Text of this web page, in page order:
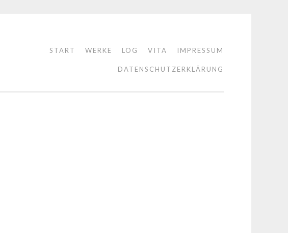
START WERKE LOG VITA IMPRESSUM
DATENSCHUTZERKLÄRUNG